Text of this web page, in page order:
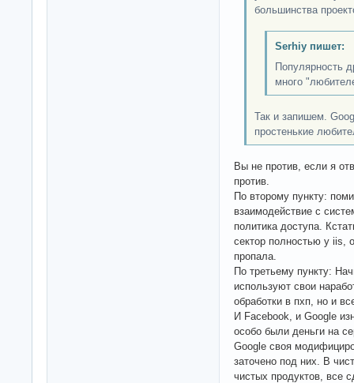
большинства
Serhiy пишет:
Популярность
много
Так и запишем.
простенькие
Вы не против, если я
против.
По второму пункту:
взаимодействие с
политика доступа.
сектор полностью у iis,
пропала.
По третьему пункту:
используют свои
обработки в пхп, но и
И Facebook, и Google
особо были деньги на
Google своя
заточено под них. В
чистых продуктов, все